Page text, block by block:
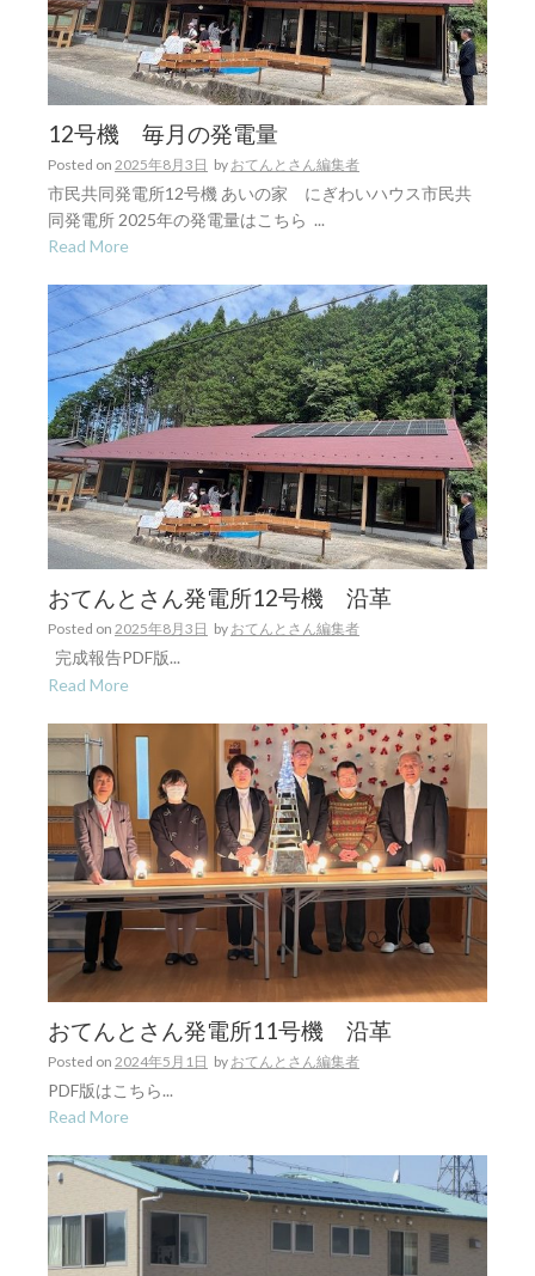
12号機 毎月の発電量
Posted on 2025年8月3日 by おてんとさん編集者
市民共同発電所12号機 あいの家 にぎわいハウス市民共
同発電所 2025年の発電量はこちら ...
Read More
おてんとさん発電所12号機 沿革
Posted on 2025年8月3日 by おてんとさん編集者
完成報告PDF版...
Read More
おてんとさん発電所11号機 沿革
Posted on 2024年5月1日 by おてんとさん編集者
PDF版はこちら...
Read More